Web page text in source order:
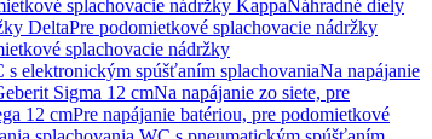
splachovacie nádržky KappaNáhradné diely
DeltaPre podomietkové splachovacie nádržky
splachovacie nádržky
elektronickým spúšťaním splachovaniaNa napájanie
Sigma 12 cmNa napájanie zo siete, pre
12 cmPre napájanie batériou, pre podomietkové